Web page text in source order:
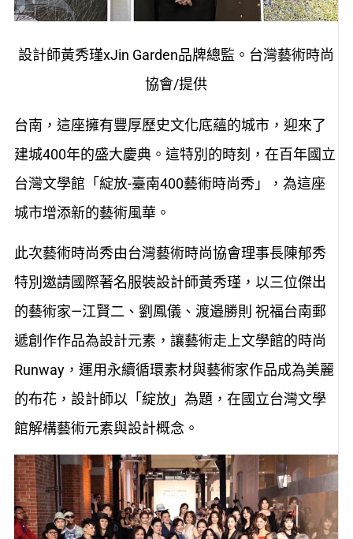
設計師黃秀瑾xJin Garden品牌總監。台灣藝術時尚
協會/提供
台南，這座擁有豐厚歷史文化底蘊的城市，迎來了
建城400年的盛大慶典。這特別的時刻，在百年國立
台灣文學館「綻放-臺南400藝術時尚秀」，為這座
城市增添新的藝術風華。
此次藝術時尚秀由台灣藝術時尚協會理事長陳郁秀
特別邀請國際著名服裝設計師黃秀瑾，以三位傑出
的藝術家—江賢二、劉鳳儀、渡邉勝則 祝福台南郵
遞創作作品為設計元素，讓藝術走上文學館的時尚
Runway，運用永續循環素材與藝術家作品成為美麗
的布花，設計師以「綻放」為題，在國立台灣文學
館解構藝術元素與設計概念。